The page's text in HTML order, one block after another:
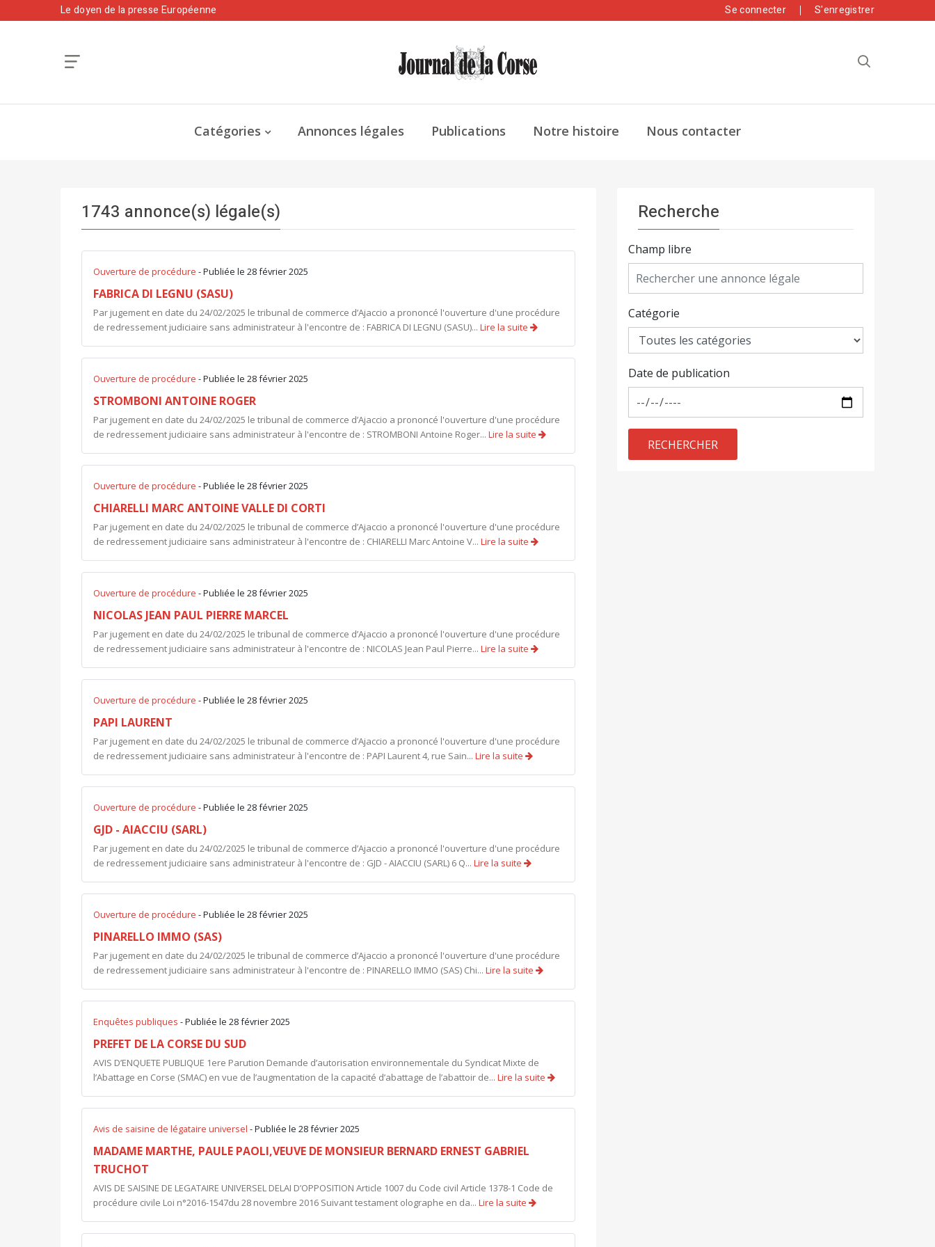
Le doyen de la presse Européenne Se connecter S'enregistrer
Catégories Annonces légales Publications Notre histoire Nous contacter
1743 annonce(s) légale(s)
Ouverture de procédure - Publiée le 28 février 2025
FABRICA DI LEGNU (SASU)
Par jugement en date du 24/02/2025 le tribunal de commerce d’Ajaccio a prononcé l'ouverture d'une procédure
de redressement judiciaire sans administrateur à l'encontre de : FABRICA DI LEGNU (SASU)... Lire la suite
Ouverture de procédure - Publiée le 28 février 2025
STROMBONI ANTOINE ROGER
Par jugement en date du 24/02/2025 le tribunal de commerce d’Ajaccio a prononcé l'ouverture d'une procédure
de redressement judiciaire sans administrateur à l'encontre de : STROMBONI Antoine Roger... Lire la suite
Ouverture de procédure - Publiée le 28 février 2025
CHIARELLI MARC ANTOINE VALLE DI CORTI
Par jugement en date du 24/02/2025 le tribunal de commerce d’Ajaccio a prononcé l'ouverture d'une procédure
de redressement judiciaire sans administrateur à l'encontre de : CHIARELLI Marc Antoine V... Lire la suite
Ouverture de procédure - Publiée le 28 février 2025
NICOLAS JEAN PAUL PIERRE MARCEL
Par jugement en date du 24/02/2025 le tribunal de commerce d’Ajaccio a prononcé l'ouverture d'une procédure
de redressement judiciaire sans administrateur à l'encontre de : NICOLAS Jean Paul Pierre... Lire la suite
Ouverture de procédure - Publiée le 28 février 2025
PAPI LAURENT
Par jugement en date du 24/02/2025 le tribunal de commerce d’Ajaccio a prononcé l'ouverture d'une procédure
de redressement judiciaire sans administrateur à l'encontre de : PAPI Laurent 4, rue Sain... Lire la suite
Ouverture de procédure - Publiée le 28 février 2025
GJD - AIACCIU (SARL)
Par jugement en date du 24/02/2025 le tribunal de commerce d’Ajaccio a prononcé l'ouverture d'une procédure
de redressement judiciaire sans administrateur à l'encontre de : GJD - AIACCIU (SARL) 6 Q... Lire la suite
Ouverture de procédure - Publiée le 28 février 2025
PINARELLO IMMO (SAS)
Par jugement en date du 24/02/2025 le tribunal de commerce d’Ajaccio a prononcé l'ouverture d'une procédure
de redressement judiciaire sans administrateur à l'encontre de : PINARELLO IMMO (SAS) Chi... Lire la suite
Enquêtes publiques - Publiée le 28 février 2025
PREFET DE LA CORSE DU SUD
​AVIS D’ENQUETE PUBLIQUE 1ere Parution Demande d’autorisation environnementale du Syndicat Mixte de
l’Abattage en Corse (SMAC) en vue de l’augmentation de la capacité d’abattage de l’abattoir de... Lire la suite
Avis de saisine de légataire universel - Publiée le 28 février 2025
MADAME MARTHE, PAULE PAOLI,VEUVE DE MONSIEUR BERNARD ERNEST GABRIEL
TRUCHOT
AVIS DE SAISINE DE LEGATAIRE UNIVERSEL DELAI D’OPPOSITION Article 1007 du Code civil Article 1378-1 Code de
procédure civile Loi n°2016-1547du 28 novembre 2016 Suivant testament olographe en da... Lire la suite
Recherche
Champ libre
Catégorie
Date de publication
RECHERCHER